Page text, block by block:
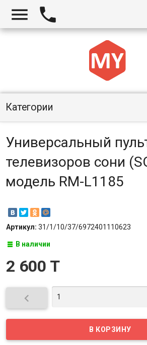
 
Категории
Универсальный
телевизоров сони
модель RM-L1185
Артикул: 31/1/10/37/6972401110623
В наличии
2 600 T
